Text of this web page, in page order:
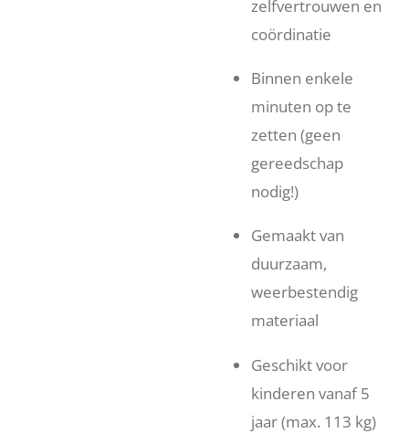
zelfvertrouwen en
coördinatie
Binnen enkele
minuten op te
zetten (geen
gereedschap
nodig!)
Gemaakt van
duurzaam,
weerbestendig
materiaal
Geschikt voor
kinderen vanaf 5
jaar (max. 113 kg)